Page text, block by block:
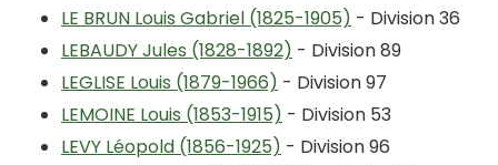
LE BRUN Louis Gabriel (1825-1905) - Division 36
LEBAUDY Jules (1828-1892) - Division 89
LEGLISE Louis (1879-1966) - Division 97
LEMOINE Louis (1853-1915) - Division 53
LEVY Léopold (1856-1925) - Division 96